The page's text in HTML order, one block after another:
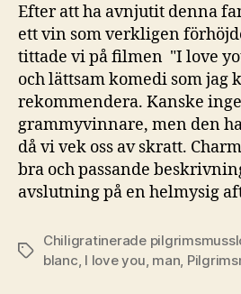
Efter att ha avnjutit denna
ett vin som verkligen
tittade vi på filmen "I love
och lättsam komedi som jag
rekommendera. Kanske
grammyvinnare, men den
då vi vek oss av skratt.
bra och passande
avslutning på en helmysig
Etiketter
Chiligratinerade
blanc I love you man